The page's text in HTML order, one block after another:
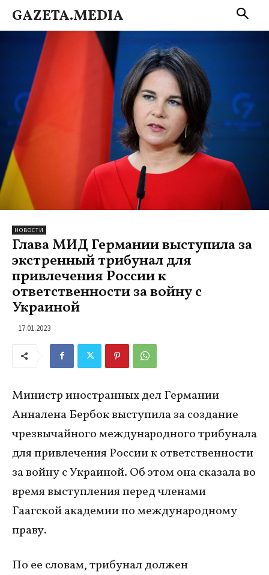
GAZETA.MEDIA
НОВОСТИ
Глава МИД Германии выступила за
экстренный трибунал для
привлечения России к
ответственности за войну с
Украиной
17.01.2023
Министр иностранных дел Германии
Анналена Бербок выступила за создание
чрезвычайного международного трибунала
для привлечения России к ответственности
за войну с Украиной. Об этом она сказала во
время выступления перед членами
Гаагской академии по международному
праву.
По ее словам, трибунал должен